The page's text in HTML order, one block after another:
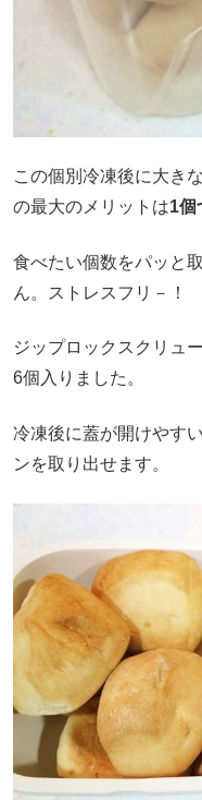
この個別冷凍後に大き
の最大のメリットは1個
食べたい個数をパッと
ん。ストレスフリ－！
ジップロックスクリュ
6個入りました。
冷凍後に蓋が開けやす
ンを取り出せます。